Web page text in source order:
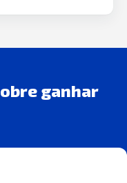
ganhar